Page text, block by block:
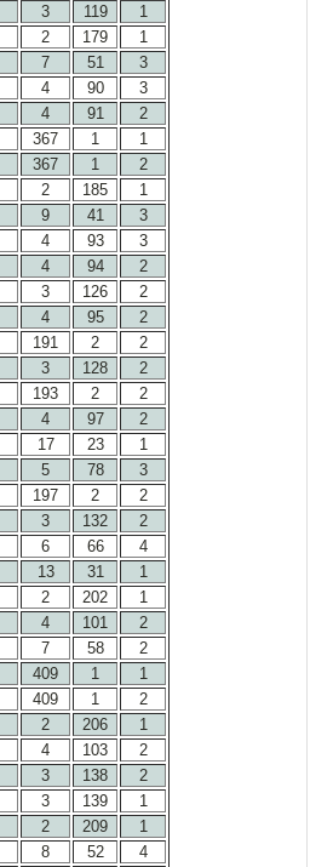
3 119
1
2 179
1
7 51
3
4 90
3
4 91
2
367 1
1
367 1
2
2 185
1
9 41
3
4 93
3
4 94
2
3 126
2
4 95
2
191 2
2
3 128
2
193 2
2
4 97
2
17 23
1
5 78
3
197 2
2
3 132
2
6 66
4
13 31
1
2 202
1
4 101
2
7 58
2
409 1
1
409 1
2
2 206
1
4 103
2
3 138
2
3 139
1
2 209
1
8 52 4